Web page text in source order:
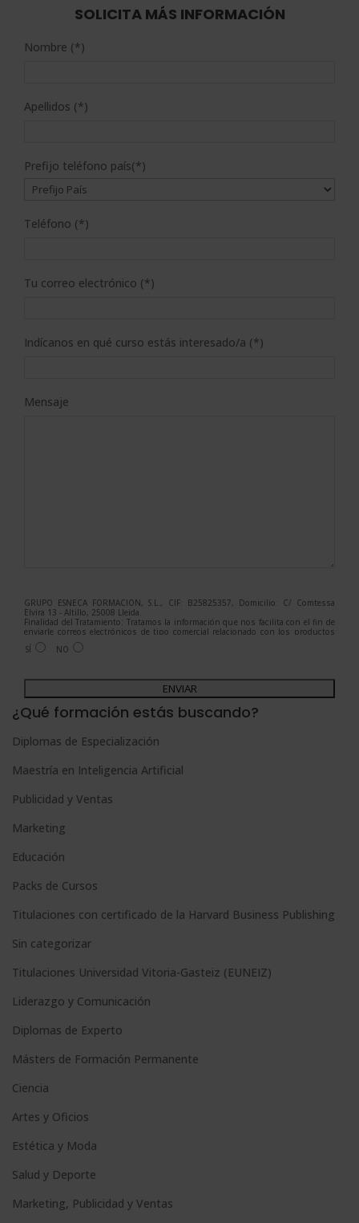
2.380,00$.595,00$.
SOLICITA MÁS INFORMACIÓN
Nombre (*)
Apellidos (*)
Prefijo teléfono país(*)
Teléfono (*)
Tu correo electrónico (*)
Indícanos en qué curso estás interesado/a (*)
Mensaje
GRUPO ESNECA FORMACIÓN, S.L., CIF: B25825357, Domicilio: C/ Comtessa
Elvira 13 - Altillo, 25008 Lleida.
Finalidad del Tratamiento: Tratamos la información que nos facilita con el fin de
enviarle correos electrónicos de tipo comercial relacionado con los productos
ofrecidos y otros tipo de productos que fueran de su interés.
Legitimación del tratamiento: Consentimiento del interesado.
Para más información consulte nuestra Política de Privacidad.
Desea recibir información comercial (vía telefónica y/o email):
SÍ NO
A
l
e
r
n
i
v
e
¿Qué formación estás buscando?
Diplomas de Especialización
Maestría en Inteligencia Artificial
Publicidad y Ventas
Marketing
Educación
Packs de Cursos
Titulaciones con certificado de la Harvard Business Publishing
Sin categorizar
Titulaciones Universidad Vitoria-Gasteiz (EUNEIZ)
Liderazgo y Comunicación
Diplomas de Experto
Másters de Formación Permanente
Ciencia
Artes y Oficios
Estética y Moda
Salud y Deporte
Marketing, Publicidad y Ventas